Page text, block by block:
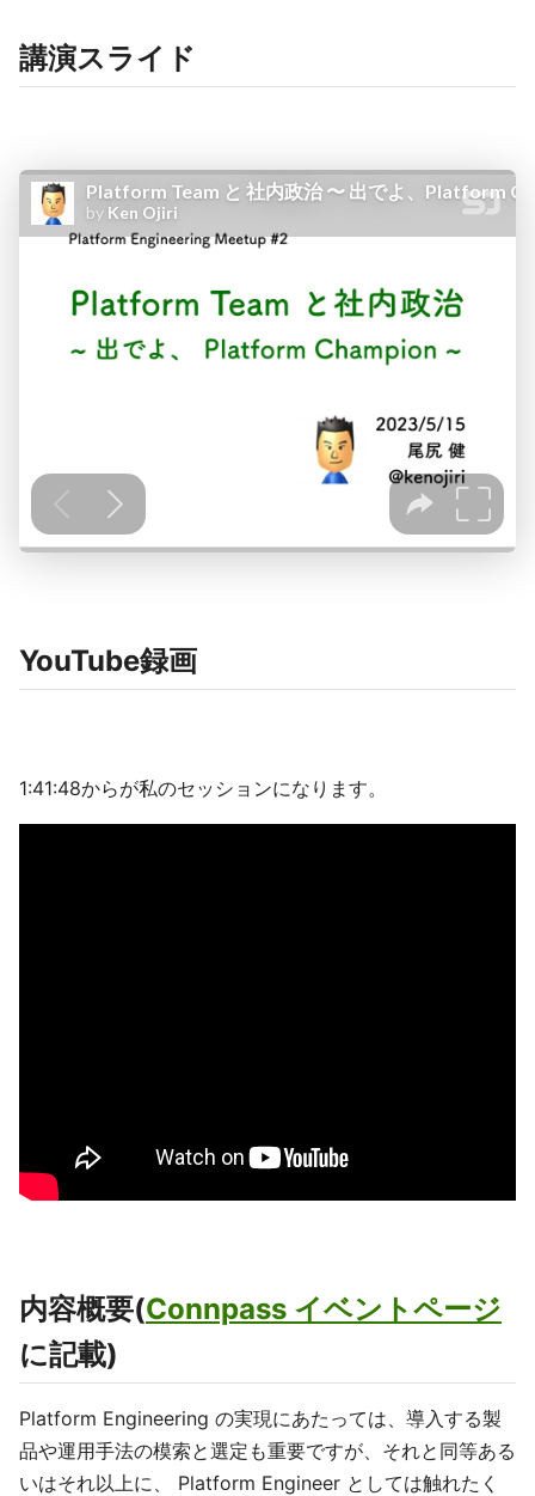
講演スライド
YouTube録画
1:41:48からが私のセッションになります。
内容概要(Connpass イベントページ
に記載)
Platform Engineering の実現にあたっては、導入する製
品や運用手法の模索と選定も重要ですが、それと同等ある
いはそれ以上に、 Platform Engineer としては触れたく